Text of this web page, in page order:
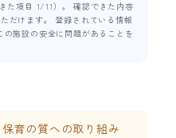
た項目 1/11）。 確認できた内容
だけます。 登録されている情報
施設の安全に問題があることを
育の質への取り組み